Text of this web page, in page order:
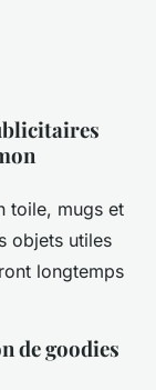
toile, mugs et
objets utiles
longtemps
de goodies